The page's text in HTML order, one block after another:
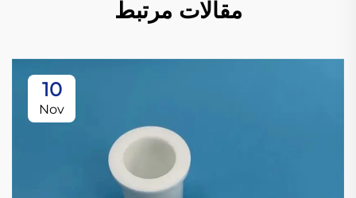
مقالات مرتبط
10
Nov